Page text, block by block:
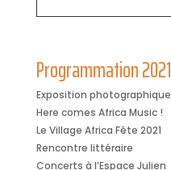
Programmation 2021
Exposition photographique
Here comes Africa Music !
Le Village Africa Fête 2021
Rencontre littéraire
Concerts à l’Espace Julien